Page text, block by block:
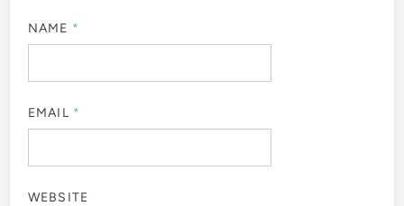
NAME *
EMAIL *
WEBSITE